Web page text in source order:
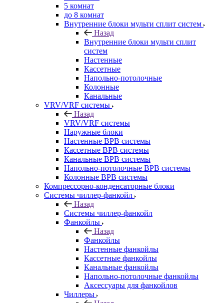
5 комнат
до 8 комнат
Внутренние блоки мульти сплит систем
Назад
Внутренние блоки мульти сплит
систем
Настенные
Кассетные
Напольно-потолочные
Колонные
Канальные
VRV/VRF системы
Назад
VRV/VRF системы
Наружные блоки
Настенные ВРВ системы
Кассетные ВРВ системы
Канальные ВРВ системы
Напольно-потолочные ВРВ системы
Колонные ВРВ системы
Компрессорно-конденсаторные блоки
Системы чиллер-фанкойл
Назад
Системы чиллер-фанкойл
Фанкойлы
Назад
Фанкойлы
Настенные фанкойлы
Кассетные фанкойлы
Канальные фанкойлы
Напольно-потолочные фанкойлы
Аксессуары для фанкойлов
Чиллеры